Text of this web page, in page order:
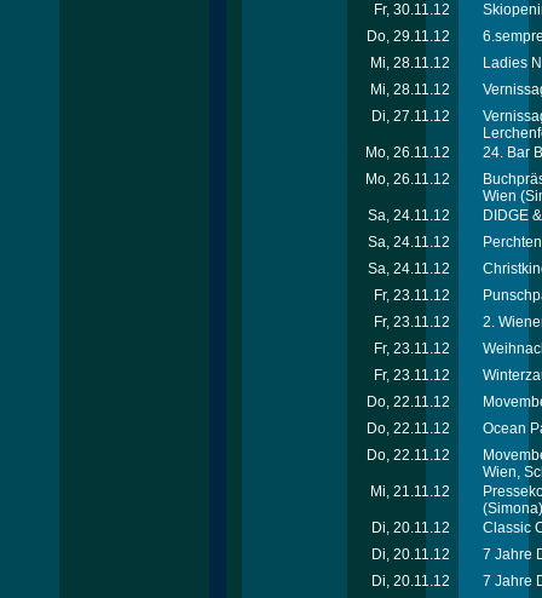
Fr, 30.11.12
Do, 29.11.12
Mi, 28.11.12
Ladies
Mi, 28.11.12
Di, 27.11.12
Mo, 26.11.12
24. Bar
Mo, 26.11.12
Wien
Sa, 24.11.12
DIDGE
Sa, 24.11.12
Sa, 24.11.12
Fr, 23.11.12
Fr, 23.11.12
2.
Fr, 23.11.12
Fr, 23.11.12
Do, 22.11.12
Do, 22.11.12
Ocean
Do, 22.11.12
Wien,
Mi, 21.11.12
(Simona)
Di, 20.11.12
Classic
Di, 20.11.12
7 Jahre
Di, 20.11.12
7 Jahre